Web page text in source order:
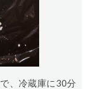
、冷蔵庫に30分